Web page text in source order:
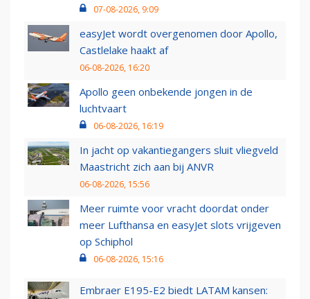
07-08-2026, 9:09
easyJet wordt overgenomen door Apollo,
Castlelake haakt af
06-08-2026, 16:20
Apollo geen onbekende jongen in de
luchtvaart
06-08-2026, 16:19
In jacht op vakantiegangers sluit vliegveld
Maastricht zich aan bij ANVR
06-08-2026, 15:56
Meer ruimte voor vracht doordat onder
meer Lufthansa en easyJet slots vrijgeven
op Schiphol
06-08-2026, 15:16
Embraer E195-E2 biedt LATAM kansen: